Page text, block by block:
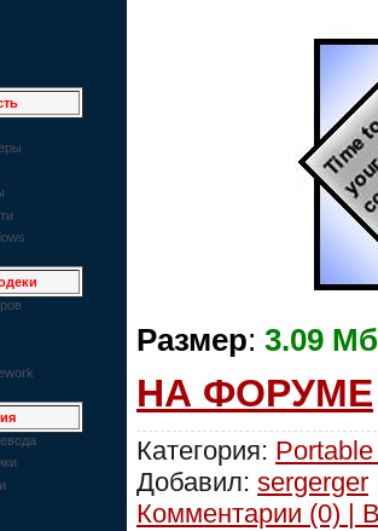
Размер: 3.09 Мб
НА ФОРУМЕ
Категория:
Добавил: sergerger
Комментарии (0) |